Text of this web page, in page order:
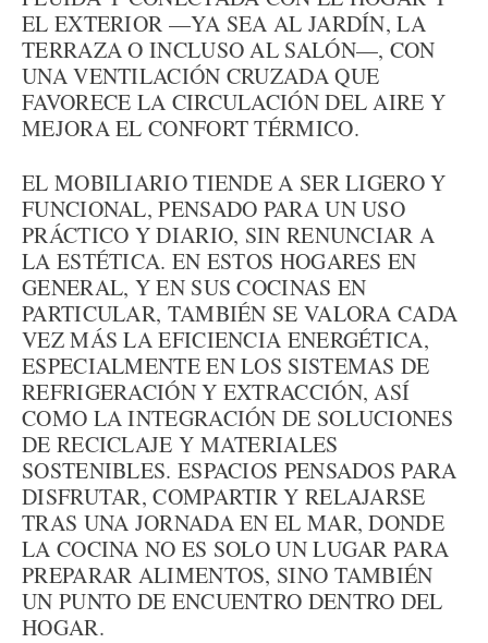
EL EXTERIOR —YA SEA AL JARDÍN, LA
TERRAZA O INCLUSO AL SALÓN—, CON
UNA VENTILACIÓN CRUZADA QUE
FAVORECE LA CIRCULACIÓN DEL AIRE Y
MEJORA EL CONFORT TÉRMICO.
EL MOBILIARIO TIENDE A SER LIGERO Y
FUNCIONAL, PENSADO PARA UN USO
PRÁCTICO Y DIARIO, SIN RENUNCIAR A
LA ESTÉTICA. EN ESTOS HOGARES EN
GENERAL, Y EN SUS COCINAS EN
PARTICULAR, TAMBIÉN SE VALORA CADA
VEZ MÁS LA EFICIENCIA ENERGÉTICA,
ESPECIALMENTE EN LOS SISTEMAS DE
REFRIGERACIÓN Y EXTRACCIÓN, ASÍ
COMO LA INTEGRACIÓN DE SOLUCIONES
DE RECICLAJE Y MATERIALES
SOSTENIBLES. ESPACIOS PENSADOS PARA
DISFRUTAR, COMPARTIR Y RELAJARSE
TRAS UNA JORNADA EN EL MAR, DONDE
LA COCINA NO ES SOLO UN LUGAR PARA
PREPARAR ALIMENTOS, SINO TAMBIÉN
UN PUNTO DE ENCUENTRO DENTRO DEL
HOGAR.